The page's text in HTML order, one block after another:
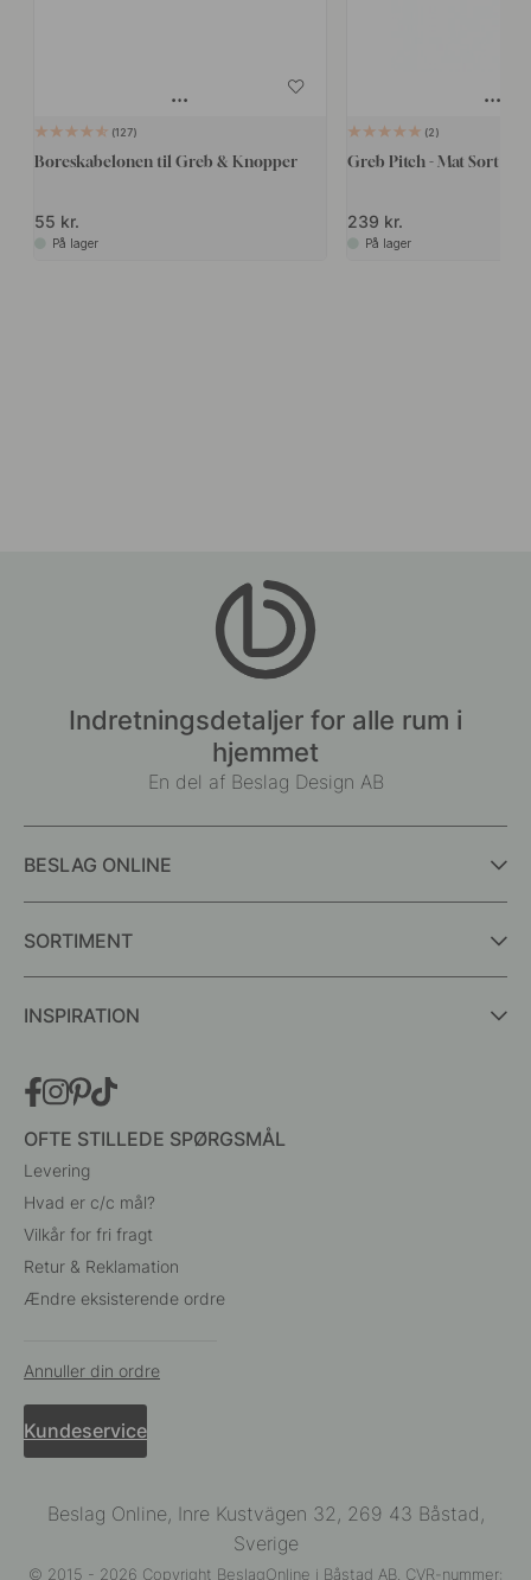
127
Boreskabelonen til Greb & Knopper
55 kr.
På lager
2
Greb Pitch - Mat Sort
239 kr.
På lager
Indretningsdetaljer for alle rum i
hjemmet
En del af Beslag Design AB
BESLAG ONLINE
SORTIMENT
INSPIRATION
OFTE STILLEDE SPØRGSMÅL
Levering
Hvad er c/c mål?
Vilkår for fri fragt
Retur & Reklamation
Ændre eksisterende ordre
Annuller din ordre
Kundeservice
Beslag Online, Inre Kustvägen 32, 269 43 Båstad,
Sverige
© 2015 - 2026 Copyright BeslagOnline i Båstad AB. CVR-nummer: